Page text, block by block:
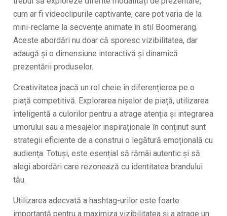
cum ar fi videoclipurile captivante, care pot varia de la
mini-reclame la secvențe animate în stil Boomerang.
Aceste abordări nu doar că sporesc vizibilitatea, dar
adaugă și o dimensiune interactivă și dinamică
prezentării produselor.
Creativitatea joacă un rol cheie în diferențierea pe o
piață competitivă. Explorarea nișelor de piață, utilizarea
inteligentă a culorilor pentru a atrage atenția și integrarea
umorului sau a mesajelor inspiraționale în conținut sunt
strategii eficiente de a construi o legătură emoțională cu
audiența. Totuși, este esențial să rămâi autentic și să
alegi abordări care rezonează cu identitatea brandului
tău.
Utilizarea adecvată a hashtag-urilor este foarte
importantă pentru a maximiza vizibilitatea și a atrage un